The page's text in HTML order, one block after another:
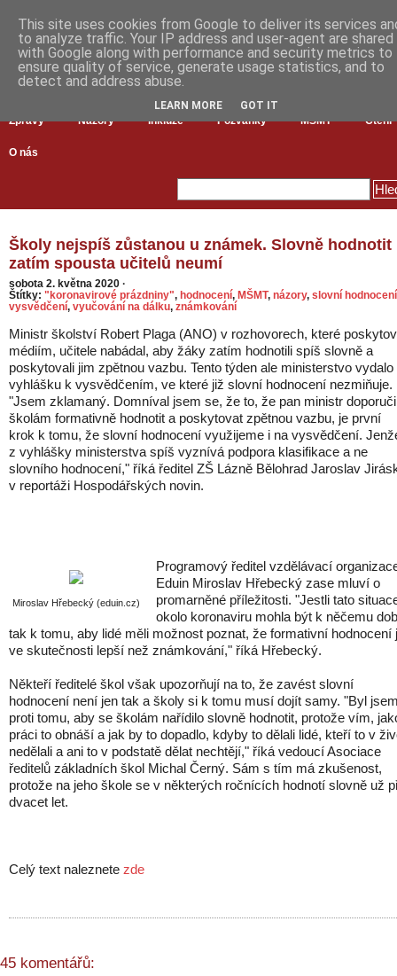
Zprávy Názory Inkluze Pozvánky MŠMT Čtení
O nás
Školy nejspíš zůstanou u známek. Slovně hodnotit
zatím spousta učitelů neumí
sobota 2. května 2020 ·
Štítky: "koronavirové prázdniny", hodnocení, MŠMT, názory, slovní hodnocení
vysvědčení, vyučování na dálku, známkování
Ministr školství Robert Plaga (ANO) v rozhovorech, které
médiím, učitele nabádal, aby žáky zatím hodnotili spíš slovně a
poskytovali jim zpětnou vazbu. Tento týden ale ministerstvo vydalo
vyhlášku k vysvědčením, ve které již slovní hodnocení nezmiňuje.
"Jsem zklamaný. Domníval jsem se, že to, že pan ministr
školám formativně hodnotit a poskytovat zpětnou vazbu, je první
krok k tomu, že slovní hodnocení využijeme i na vysvědčení.
z vyhlášky ministerstva spíš vyznívá podpora klasifikace a ne
slovního hodnocení," říká ředitel ZŠ Lázně Bělohrad Jaroslav
v reportáži Hospodářských novin.
Miroslav Hřebecký (eduin.cz)
Programový ředitel vzdělávací
Eduin Miroslav Hřebecký zase mluví o
promarněné příležitosti. "Jestli tato
okolo koronaviru mohla být k něčemu
tak k tomu, aby lidé měli možnost poznat, že formativní hodnocení
ve skutečnosti lepší než známkování," říká Hřebecký.
Někteří ředitelé škol však upozorňují na to, že zavést slovní
hodnocení není jen tak a školy si k tomu musí dojít samy. "Byl
proti tomu, aby se školám nařídilo slovně hodnotit, protože vím,
práci to obnáší a jak by to dopadlo, kdyby to dělali lidé, kteří to v
nedělali a ani to v podstatě dělat nechtějí," říká vedoucí Asociace
ředitelů základních škol Michal Černý. Sám s tím má zkušenost,
protože na jeho škole se v některých ročnících hodnotí slovně už
dvacet let.
Celý text naleznete zde
45 komentářů:
This site uses cookies from Google to deliver its services
to analyze traffic. Your IP address and user-agent are shared
with Google along with performance and security metrics to
ensure quality of service, generate usage statistics, and to
detect and address abuse.
LEARN MORE GOT IT